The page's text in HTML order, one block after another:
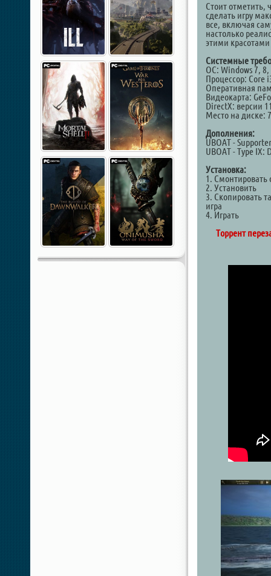
Стоит отметить,
сделать игру
все, включая
настолько
этими
Системные
ОС: Windows 7,
Процессор: Core
Оперативная
Видеокарта:
DirectX: версии
Место на диске:
Дополнения:
UBOAT -
UBOAT - Type IX:
Установка:
1. Смонтировать
2. Установить
3. Скопировать
игра
4. Играть
Торрент